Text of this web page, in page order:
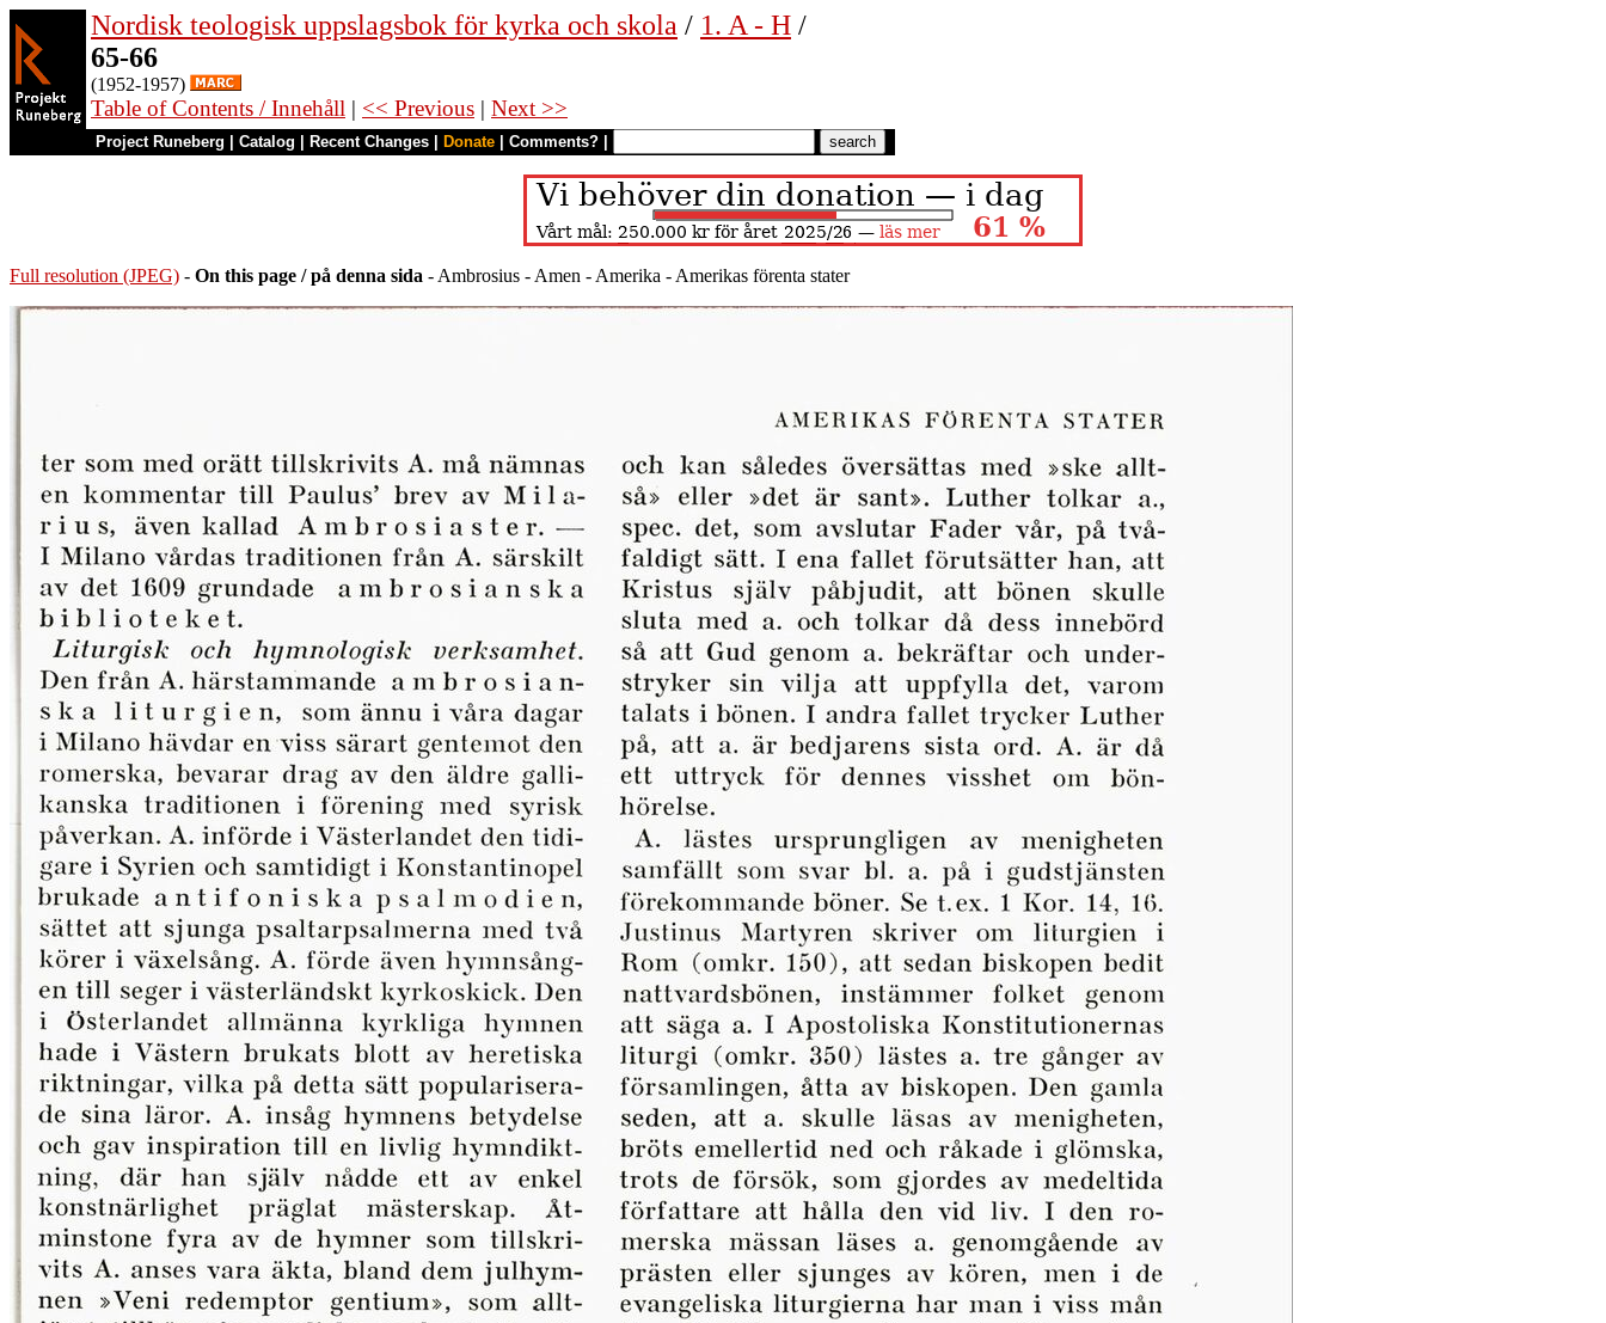
Nordisk teologisk uppslagsbok för kyrka och skola / 1. A - H /
65-66
(1952-1957)
Table of Contents / Innehåll | << Previous | Next >>
Project Runeberg Catalog Recent Changes Donate Comments?
Full resolution (JPEG) - On this page / på denna sida - Ambrosius - Amen - Amerika - Amerikas förenta stater